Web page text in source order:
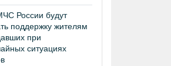
России будут
поддержку жителям
при
ситуациях